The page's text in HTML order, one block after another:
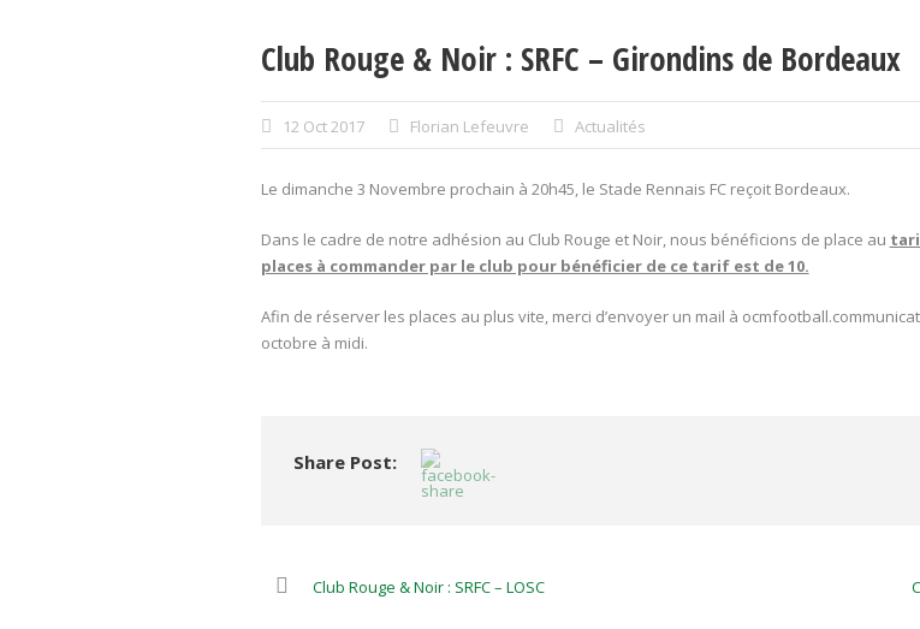
Club Rouge & Noir : SRFC – Girondins de Bordeaux
12 Oct 2017 Florian Lefeuvre Actualités
Le dimanche 3 Novembre prochain à 20h45, le Stade Rennais FC reçoit Bordeaux.
Dans le cadre de notre adhésion au Club Rouge et Noir, nous bénéficions de place au
places à commander par le club pour bénéficier de ce tarif est de 10.
Afin de réserver les places au plus vite, merci d’envoyer un mail à
octobre à midi.
Share Post:
Club Rouge & Noir : SRFC – LOSC